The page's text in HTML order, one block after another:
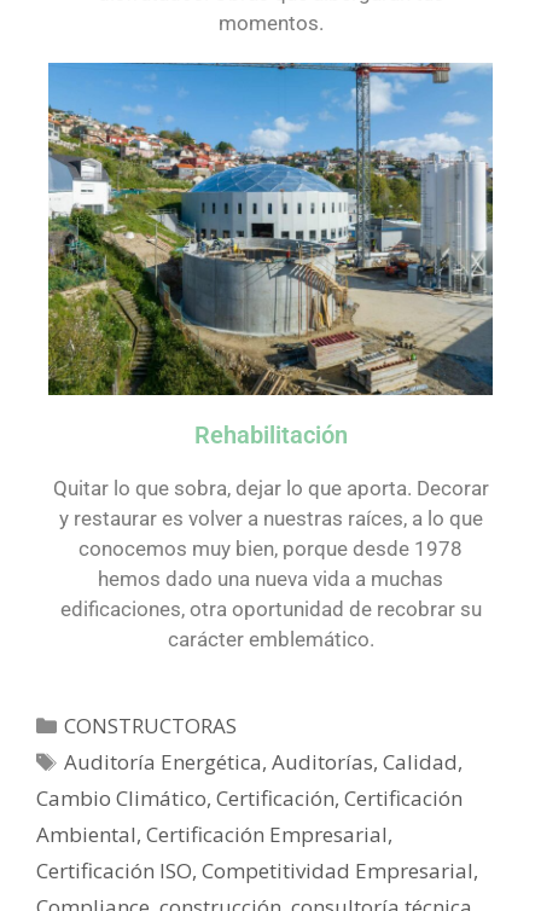
momentos.
Rehabilitación
Quitar lo que sobra, dejar lo que aporta. Decorar
y restaurar es volver a nuestras raíces, a lo que
conocemos muy bien, porque desde 1978
hemos dado una nueva vida a muchas
edificaciones, otra oportunidad de recobrar su
carácter emblemático.
CONSTRUCTORAS
Auditoría Energética,Auditorías,Calidad,
Cambio Climático, Certificación, Certificación
Ambiental, Certificación Empresarial,
Certificación ISO, Competitividad Empresarial,